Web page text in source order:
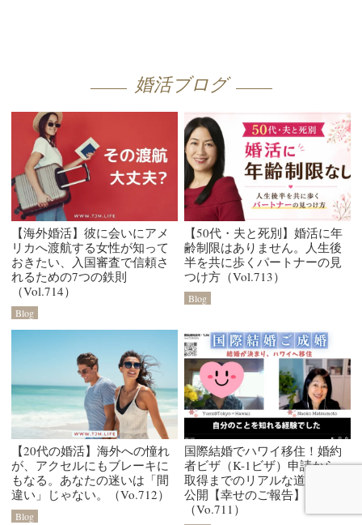
婚活ブログ
【海外婚活】彼に会いにアメ
リカへ渡航する女性が知って
おきたい、入国審査で信頼さ
れるための7つの鉄則
（Vol.714）
Blog
【50代・夫と死別】婚活に年
齢制限はありません。人生後
半を共に歩くパートナーの見
つけ方（Vol.713）
Blog
【20代の婚活】海外への憧れ
が、アクセルにもブレーキに
もなる。あなたの迷いは「間
違い」じゃない。（Vo.712）
Blog
国際結婚でハワイ移住！婚約
者ビザ（K-1ビザ）申請から
取得までのリアルな道のりを
公開【幸せのご報告】
（Vo.711）